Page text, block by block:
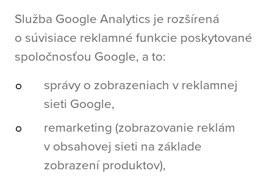
Služba Google Analytics je rozšírená
o súvisiace reklamné funkcie poskytované
spoločnosťou Google, a to:
správy o zobrazeniach v reklamnej
sieti Google,
remarketing (zobrazovanie reklám
v obsahovej sieti na základe
zobrazení produktov),